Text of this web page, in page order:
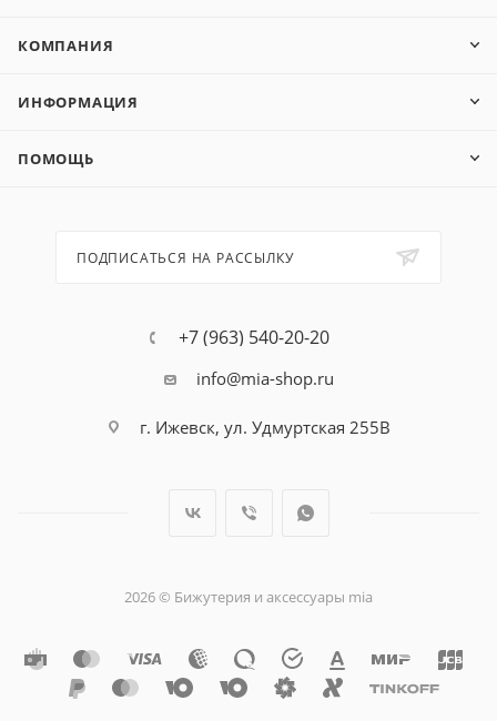
КОМПАНИЯ
ИНФОРМАЦИЯ
ПОМОЩЬ
ПОДПИСАТЬСЯ НА РАССЫЛКУ
+7 (963) 540-20-20
info@mia-shop.ru
г. Ижевск, ул. Удмуртская 255В
2026 © Бижутерия и аксессуары mia